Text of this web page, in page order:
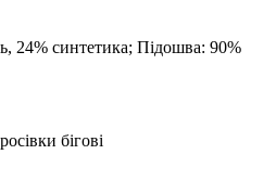
24% синтетика; Пiдошва: 90%
бігові